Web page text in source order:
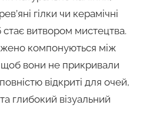
гілки чи керамічні
стає витвором мистецтва.
компонуються між
вони не прикривали
відкриті для очей,
глибокий візуальний